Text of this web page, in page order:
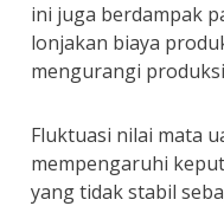
ini juga berdampak
lonjakan biaya
mengurangi
Fluktuasi nilai mata
mempengaruhi
yang tidak stabil